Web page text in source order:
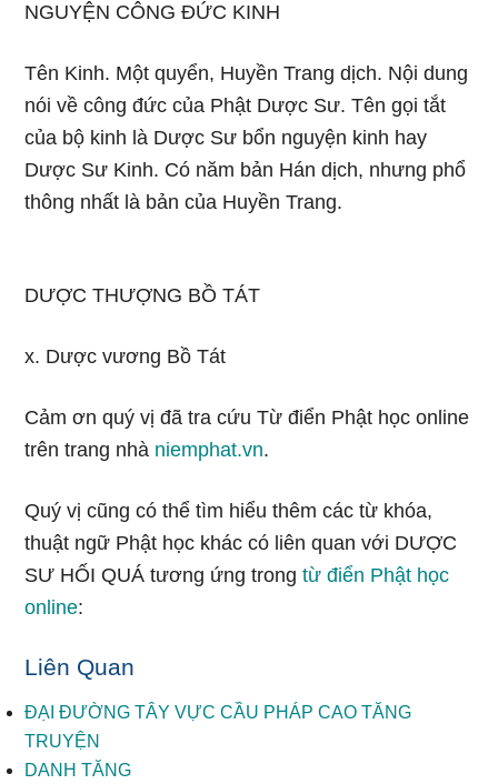
NGUYỆN CÔNG ĐỨC KINH
Tên Kinh. Một quyển, Huyền Trang dịch. Nội dung
nói về công đức của Phật Dược Sư. Tên gọi tắt
của bộ kinh là Dược Sư bổn nguyện kinh hay
Dược Sư Kinh. Có năm bản Hán dịch, nhưng phổ
thông nhất là bản của Huyền Trang.
DƯỢC THƯỢNG BỒ TÁT
x. Dược vương Bồ Tát
Cảm ơn quý vị đã tra cứu Từ điển Phật học online
trên trang nhà niemphat.vn.
Quý vị cũng có thể tìm hiểu thêm các từ khóa,
thuật ngữ Phật học khác có liên quan với DƯỢC
SƯ HỐI QUÁ tương ứng trongtừ điển Phật học
online:
Liên Quan
ĐẠI ĐƯỜNG TÂY VỰC CẦU PHÁP CAO TĂNG
TRUYỆN
DANH TĂNG